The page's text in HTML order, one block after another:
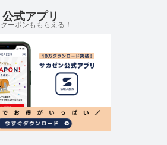
式アプリ
ーポンももらえる！